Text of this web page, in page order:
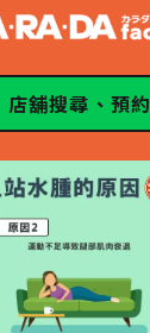
店舖搜尋、預約